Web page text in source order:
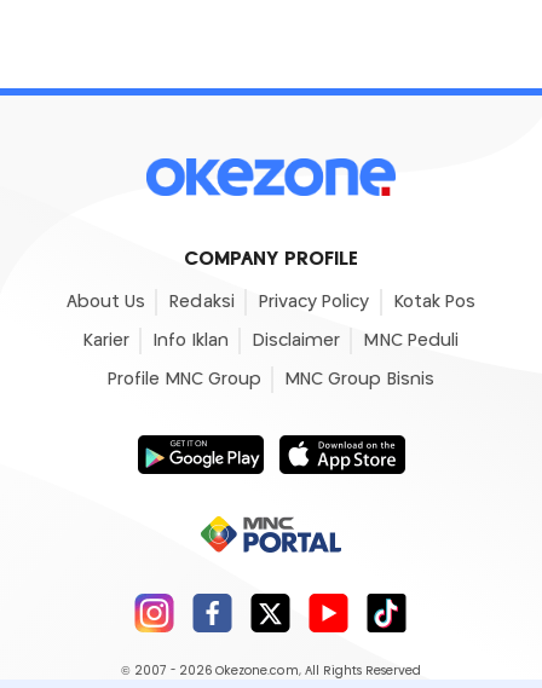
COMPANY PROFILE
About Us Redaksi Privacy Policy Kotak Pos
Karier Info Iklan Disclaimer MNC Peduli
Profile MNC Group MNC Group Bisnis
© 2007 - 2026 Okezone.com, All Rights Reserved